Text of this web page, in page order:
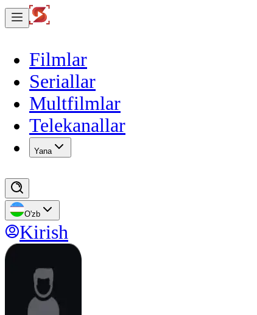
Filmlar
Seriallar
Multfilmlar
Telekanallar
Yana
O'zb
Kirish